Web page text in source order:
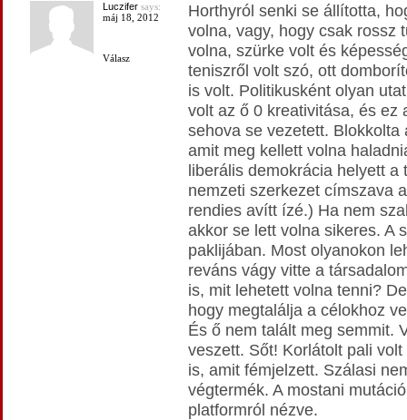
Luczifersays:
máj 18, 2012
Válasz
Horthyról senki se állította,
volna, vagy, hogy csak rossz
volna, szürke volt és
teniszről volt szó, ott
is volt. Politikusként olyan
volt az ő 0 kreativitása, és ez
sehova se vezetett. Blokkolta
amit meg kellett volna
liberális demokrácia helyett a
nemzeti szerkezet címszava
rendies avítt ízé.) Ha nem
akkor se lett volna sikeres. A
paklijában. Most olyanokon
reváns vágy vitte a
is, mit lehetett volna tenni?
hogy megtalálja a célokhoz
És ő nem talált meg semmit.
veszett. Sőt! Korlátolt pali
is, amit fémjelzett. Szálasi
végtermék. A mostani
platformról nézve.